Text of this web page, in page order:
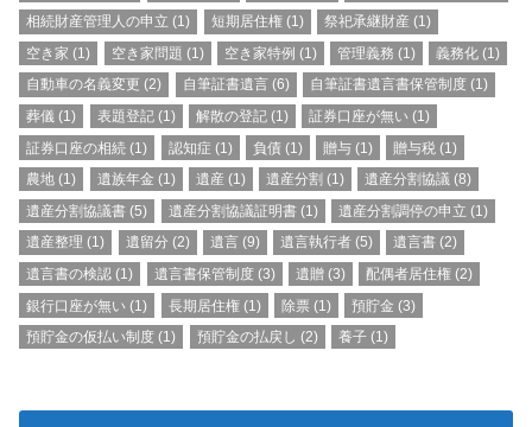
相続財産管理人の申立 (1) 短期居住権(1) 祭祀承継財産(1)
空き家 (1) 空き家問題 (1) 空き家特例 (1) 管理義務 (1) 義務化 (1)
自動車の名義変更 (2) 自筆証書遺言(6) 自筆証書遺言書保管制度(1)
葬儀 (1) 表題登記(1) 解散の登記(1) 証券口座が無い (1)
証券口座の相続 (1) 認知症 (1) 負債 (1) 贈与 (1) 贈与税 (1)
農地 (1) 遺族年金 (1) 遺産(1) 遺産分割 (1) 遺産分割協議 (8)
遺産分割協議書 (5) 遺産分割協議証明書(1) 遺産分割調停の申立 (1)
遺産整理 (1) 遺留分 (2) 遺言(9) 遺言執行者 (5) 遺言書 (2)
遺言書の検認 (1) 遺言書保管制度(3) 遺贈(3) 配偶者居住権 (2)
銀行口座が無い (1) 長期居住権(1) 除票(1) 預貯金 (3)
預貯金の仮払い制度 (1) 預貯金の払戻し (2) 養子(1)